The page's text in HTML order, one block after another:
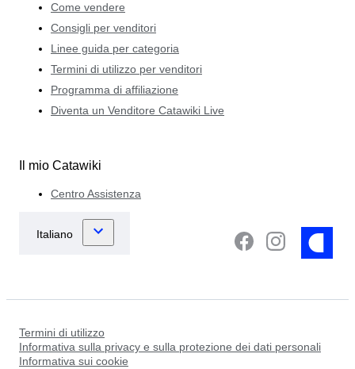
Come vendere
Consigli per venditori
Linee guida per categoria
Termini di utilizzo per venditori
Programma di affiliazione
Diventa un Venditore Catawiki Live
Il mio Catawiki
Centro Assistenza
Termini di utilizzo
Informativa sulla privacy e sulla protezione dei dati personali
Informativa sui cookie